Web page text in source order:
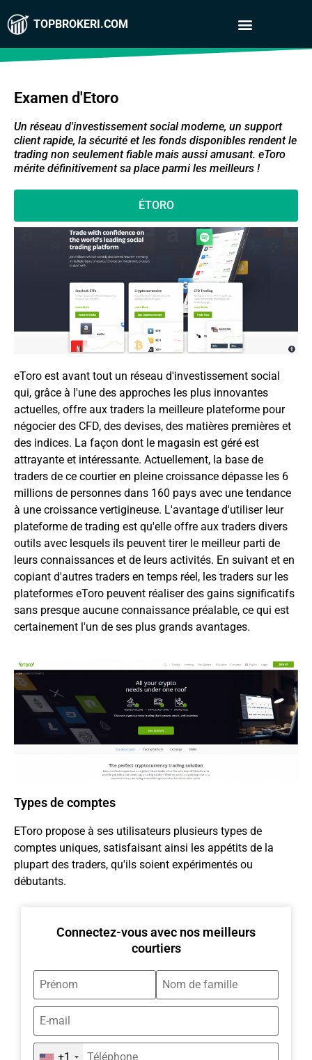
TOPBROKERI.COM
Examen d'Etoro
Un réseau d'investissement social moderne, un support
client rapide, la sécurité et les fonds disponibles rendent le
trading non seulement fiable mais aussi amusant. eToro
mérite définitivement sa place parmi les meilleurs !
ÉTORO
eToro est avant tout un réseau d'investissement social
qui, grâce à l'une des approches les plus innovantes
actuelles, offre aux traders la meilleure plateforme pour
négocier des CFD, des devises, des matières premières et
des indices. La façon dont le magasin est géré est
attrayante et intéressante. Actuellement, la base de
traders de ce courtier en pleine croissance dépasse les 6
millions de personnes dans 160 pays avec une tendance
à une croissance vertigineuse. L'avantage d'utiliser leur
plateforme de trading est qu'elle offre aux traders divers
outils avec lesquels ils peuvent tirer le meilleur parti de
leurs connaissances et de leurs activités. En suivant et en
copiant d'autres traders en temps réel, les traders sur les
plateformes eToro peuvent réaliser des gains significatifs
sans presque aucune connaissance préalable, ce qui est
certainement l'un de ses plus grands avantages.
Types de comptes
EToro propose à ses utilisateurs plusieurs types de
comptes uniques, satisfaisant ainsi les appétits de la
plupart des traders, qu'ils soient expérimentés ou
débutants.
Connectez-vous avec nos meilleurs
courtiers
+1